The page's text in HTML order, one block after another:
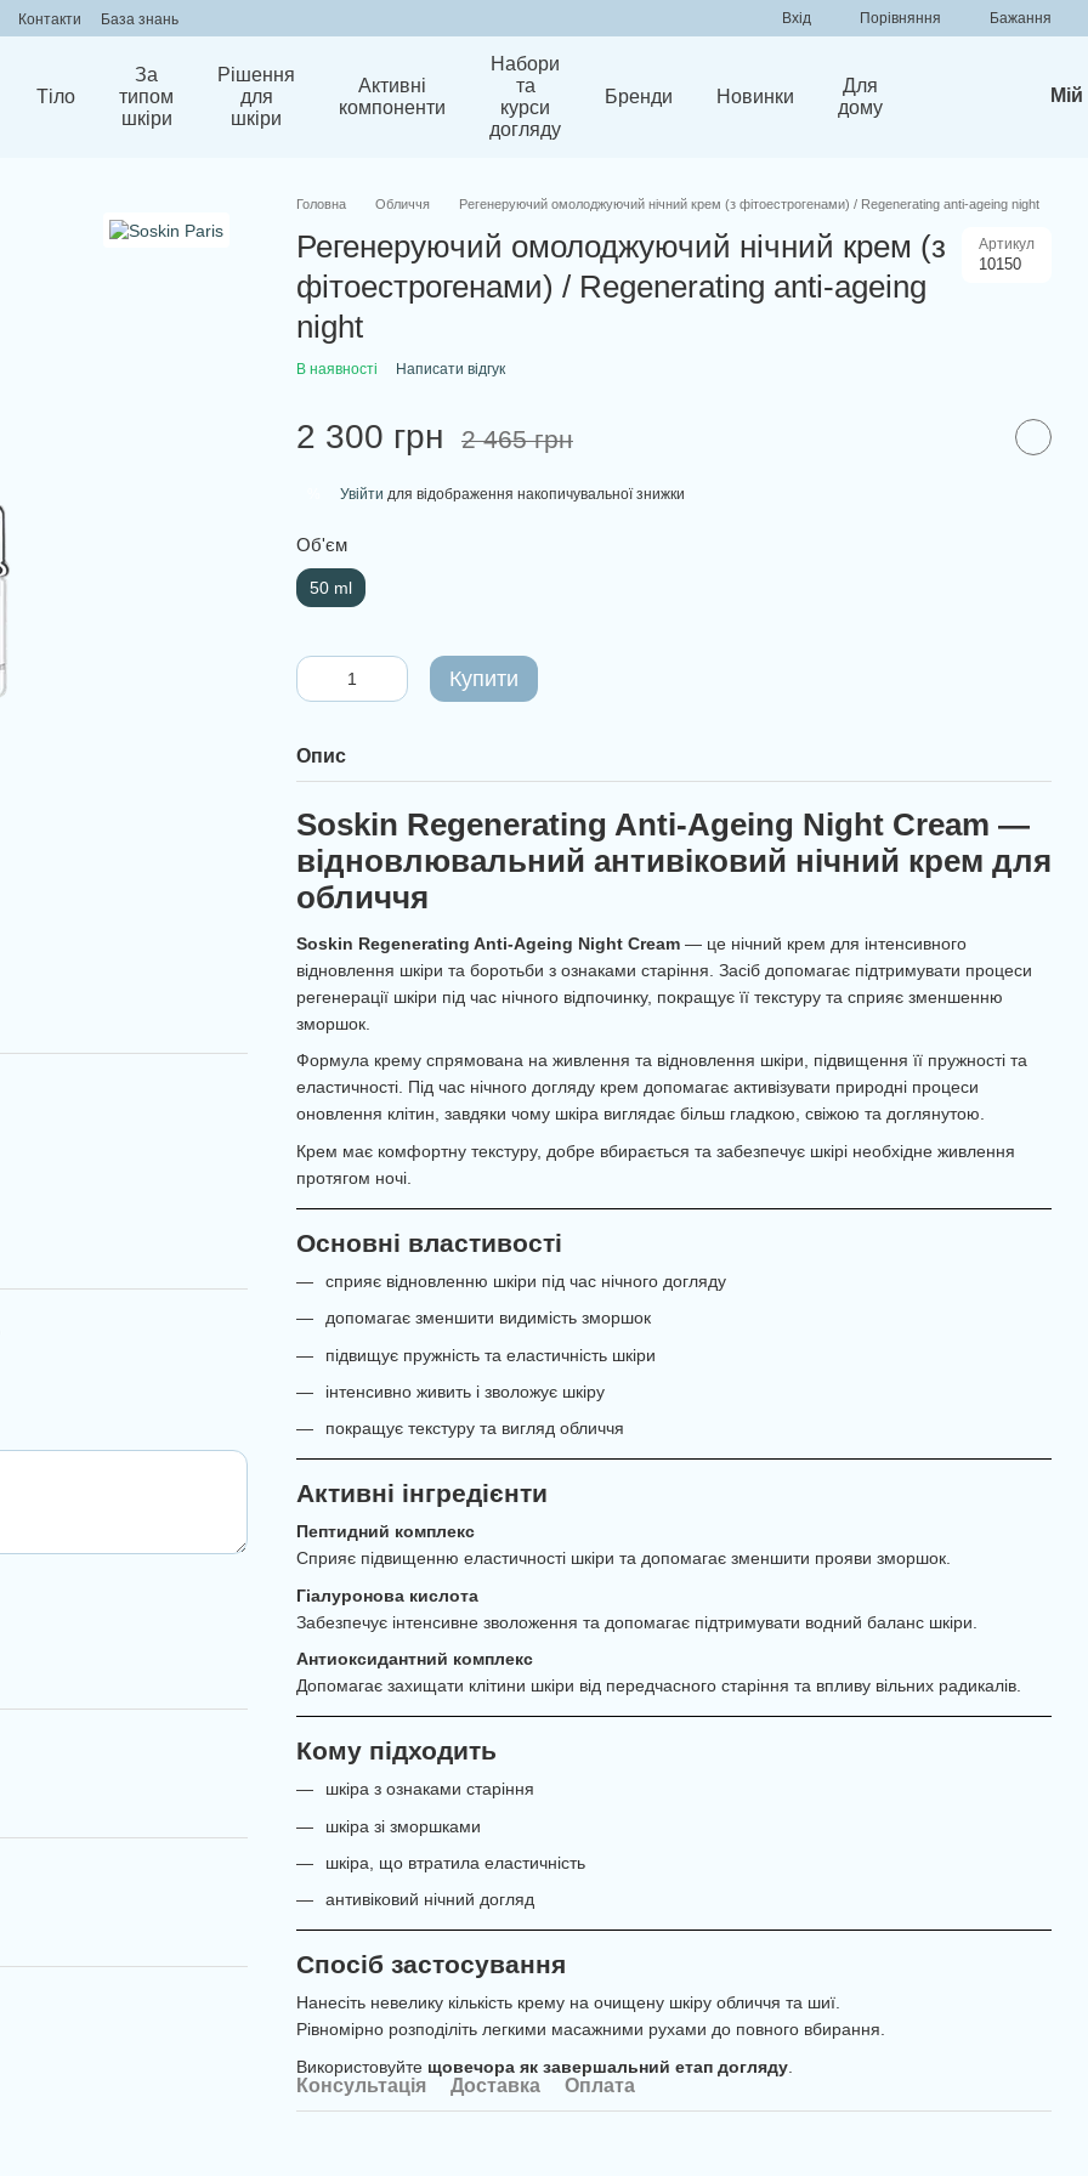
Контакти База знань Вхід Порівняння Бажання
Тіло
За
типом
шкіри
Рішення
для
шкіри
Активні
компоненти
Набори
та
курси
догляду
Бренди Новинки
Для
дому
Головна Обличчя Регенеруючий омолоджуючий нічний крем (з фітоестрогенами) / Regenerating anti-ageing night
Регенеруючий омолоджуючий нічний крем (з
фітоестрогенами) / Regenerating anti-ageing
night
Артикул
10150
В наявності Написати відгук
2 300 грн 2 465 грн
Увійти для відображення накопичувальної знижки
Об'єм
50 ml
Купити
Опис
Soskin Regenerating Anti-Ageing Night Cream —
відновлювальний антивіковий нічний крем для
обличчя
Soskin Regenerating Anti-Ageing Night Cream — це нічний крем для інтенсивного
відновлення шкіри та боротьби з ознаками старіння. Засіб допомагає підтримувати процеси
регенерації шкіри під час нічного відпочинку, покращує її текстуру та сприяє зменшенню
зморшок.
Формула крему спрямована на живлення та відновлення шкіри, підвищення її пружності та
еластичності. Під час нічного догляду крем допомагає активізувати природні процеси
оновлення клітин, завдяки чому шкіра виглядає більш гладкою, свіжою та доглянутою.
Крем має комфортну текстуру, добре вбирається та забезпечує шкірі необхідне живлення
протягом ночі.
Основні властивості
сприяє відновленню шкіри під час нічного догляду
допомагає зменшити видимість зморшок
підвищує пружність та еластичність шкіри
інтенсивно живить і зволожує шкіру
покращує текстуру та вигляд обличчя
Активні інгредієнти
Пептидний комплекс
Сприяє підвищенню еластичності шкіри та допомагає зменшити прояви зморшок.
Гіалуронова кислота
Забезпечує інтенсивне зволоження та допомагає підтримувати водний баланс шкіри.
Антиоксидантний комплекс
Допомагає захищати клітини шкіри від передчасного старіння та впливу вільних радикалів.
Кому підходить
шкіра з ознаками старіння
шкіра зі зморшками
шкіра, що втратила еластичність
антивіковий нічний догляд
Спосіб застосування
Нанесіть невелику кількість крему на очищену шкіру обличчя та шиї.
Рівномірно розподіліть легкими масажними рухами до повного вбирання.
Використовуйте щовечора як завершальний етап догляду
Консультація Доставка Оплата